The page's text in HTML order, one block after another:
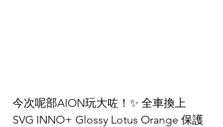
今次呢部AION玩大咗！✨ 全車換上
SVG INNO+ Glossy Lotus Orange 保護